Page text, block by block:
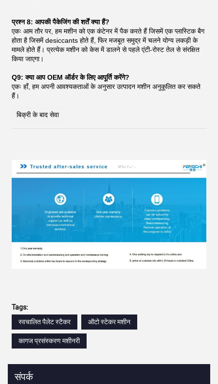
प्रश्न 8: आपकी पैकेजिंग की शर्तें क्या हैं?
एकः आम तौर पर, हम मशीन को एक कंटेनर में पैक करते हैं जिसमें एक प्लास्टिक बैग
होता है जिसमें desiccants होते हैं, फिर मजबूत समुद्र में चलने योग्य लकड़ी के
मामले होते हैं। प्रत्येक मशीन को केस में डालने से पहले एंटी-रोस्ट तेल से संरक्षित
किया जाएगा।
Q9: क्या आप OEM ऑर्डर के लिए आपूर्ति करेंगे?
एकः हाँ, हम अपनी आवश्यकताओं के अनुसार उत्पादन मशीन अनुकूलित कर सकते
हैं।
बिक्री के बाद सेवा
Tags:
स्वचालित पैलेट स्टैकर
ऑटो स्टेकर मशीन
कागज प्रसंस्करण मशीनरी
संपर्क